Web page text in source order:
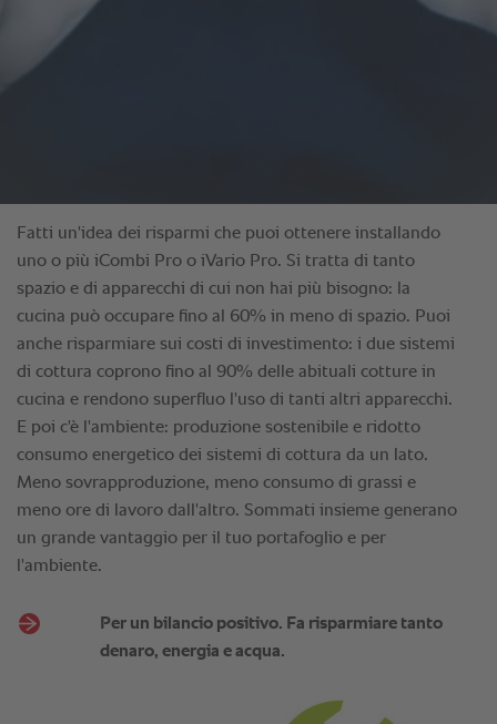
Fatti un'idea dei risparmi che puoi ottenere installando
uno o più iCombi Pro o iVario Pro. Si tratta di tanto
spazio e di apparecchi di cui non hai più bisogno: la
cucina può occupare fino al 60% in meno di spazio. Puoi
anche risparmiare sui costi di investimento: i due sistemi
di cottura coprono fino al 90% delle abituali cotture in
cucina e rendono superfluo l'uso di tanti altri apparecchi.
E poi c'è l'ambiente: produzione sostenibile e ridotto
consumo energetico dei sistemi di cottura da un lato.
Meno sovrapproduzione, meno consumo di grassi e
meno ore di lavoro dall'altro. Sommati insieme generano
un grande vantaggio per il tuo portafoglio e per
l'ambiente.
Per un bilancio positivo. Fa risparmiare tanto
denaro, energia e acqua.